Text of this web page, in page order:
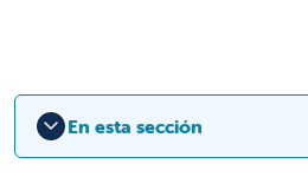
En esta sección